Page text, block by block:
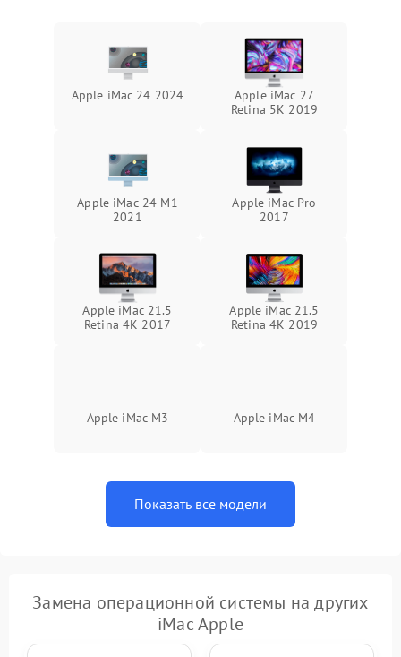
Неисправность микрофона
Повреждение внутренних проводов
Механические повреждения
Неисправность кнопок
Подробнее →
Неисправность тачпада
(если есть)
Неисправность
микрофона
Подробнее →
Apple iMac 24 2024
Apple iMac 27
Retina 5K 2019
Apple iMac 24 M1
2021
Apple iMac Pro
2017
Apple iMac 21.5
Retina 4K 2017
Apple iMac 21.5
Retina 4K 2019
Apple iMac M3 Apple iMac M4
Показать все модели
Замена операционной системы на других
iMac Apple